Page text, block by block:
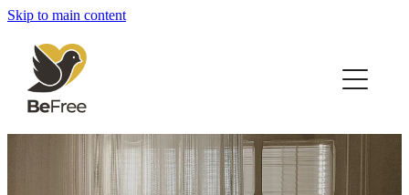
Skip to main content
Be Free Freiburg
Mitmachen
Kontakt